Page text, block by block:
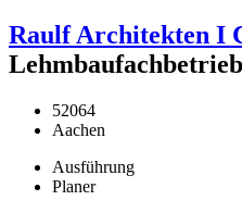
Raulf Architekten I
Lehmbaufachbetrieb
52064
Aachen
Ausführung
Planer